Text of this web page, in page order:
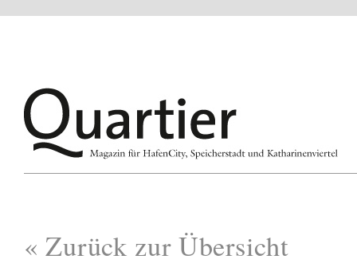
« Zurück zur Übersicht